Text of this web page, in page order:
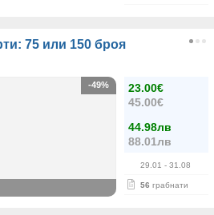
75 или 150 броя
23.00€
45.00€
44.98лв
88.01лв
29.01 - 31.08
56 грабнати
-49%